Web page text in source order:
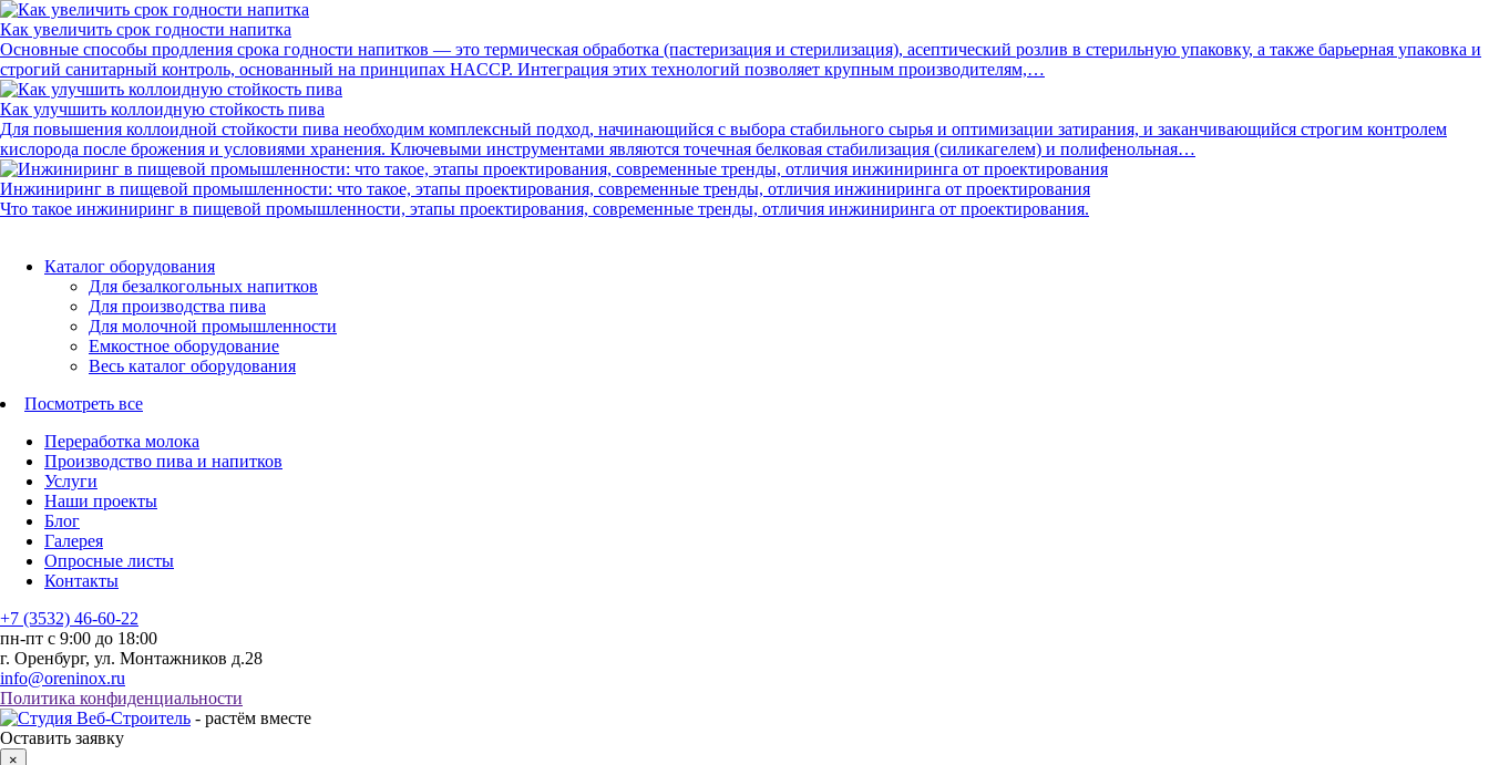
Как увеличить срок годности напитка
Основные способы продления срока годности напитков — это термическая обработка (пастеризация и стерилизация), асептический розлив в стерильную упаковку, а также барьерная упаковка и
строгий санитарный контроль, основанный на принципах HACCP. Интеграция этих технологий позволяет крупным производителям,…
Как улучшить коллоидную стойкость пива
Для повышения коллоидной стойкости пива необходим комплексный подход, начинающийся с выбора стабильного сырья и оптимизации затирания, и заканчивающийся строгим контролем
кислорода после брожения и условиями хранения. Ключевыми инструментами являются точечная белковая стабилизация (силикагелем) и полифенольная…
Инжиниринг в пищевой промышленности: что такое, этапы проектирования, современные тренды, отличия инжиниринга от проектирования
Что такое инжиниринг в пищевой промышленности, этапы проектирования, современные тренды, отличия инжиниринга от проектирования.
Каталог оборудования
Для безалкогольных напитков
Для производства пива
Для молочной промышленности
Емкостное оборудование
Весь каталог оборудования
Посмотреть все
Переработка молока
Производство пива и напитков
Услуги
Наши проекты
Блог
Галерея
Опросные листы
Контакты
+7 (3532) 46-60-22
пн-пт с 9:00 до 18:00
г. Оренбург, ул. Монтажников д.28
info@oreninox.ru
Политика конфиденциальности
- растём вместе
Оставить заявку
×